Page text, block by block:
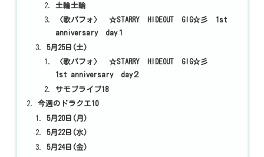
土輪土輪
〈歌パフォ〉 ☆STARRY HIDEOUT GIG☆彡 1st
anniversary day１
5月25日(土)
〈歌パフォ〉 ☆STARRY HIDEOUT GIG☆彡
1st anniversary day２
サモブライブ18
今週のドラクエ10
5月20日(月)
5月22日(水)
5月24日(金)